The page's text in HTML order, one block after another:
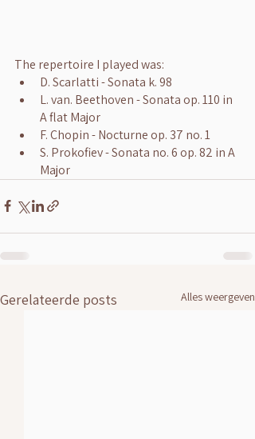
The repertoire I played was:
D. Scarlatti - Sonata k. 98
L. van. Beethoven - Sonata op. 110 in
A flat Major
F. Chopin - Nocturne op. 37 no. 1
S. Prokofiev - Sonata no. 6 op. 82 in A
Major
Gerelateerde posts Alles weergeven